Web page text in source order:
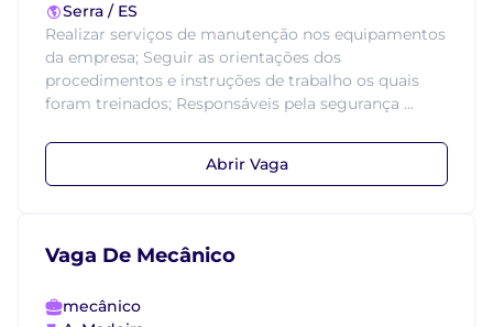
Serra / ES
Realizar serviços de manutenção nos equipamentos
da empresa; Seguir as orientações dos
procedimentos e instruções de trabalho os quais
foram treinados; Responsáveis pela segurança ...
Abrir Vaga
Vaga De Mecânico
mecânico